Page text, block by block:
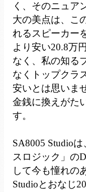
く、そのニュア
大の美点は、こ
れるスピーカー
より安い20.8万
なく、私の知る
なくトップクラ
安いとは思いま
金銭に換えがた
す。
SA8005 Studio
スロジック」の
して今も憧れの
Studioとおなじ